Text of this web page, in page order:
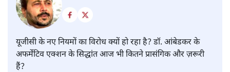
यूजीसी के नए नियमों का विरोध क्यों हो रहा है? डॉ. आंबेडकर के
अफर्मेटिव एक्शन के सिद्धांत आज भी कितने प्रासंगिक और ज़रूरी
हैं?